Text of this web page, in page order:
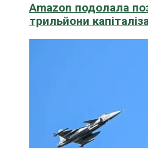
Amazon подолала
трильйони